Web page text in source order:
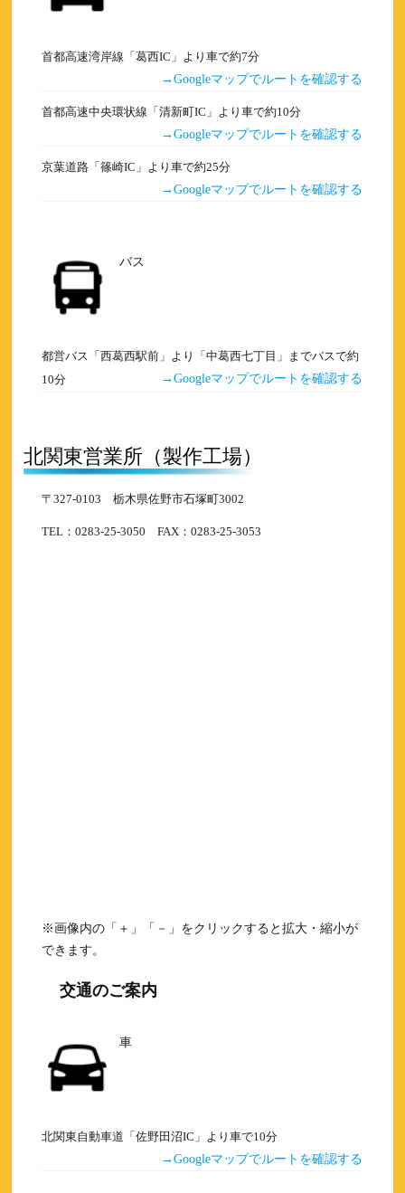
首都高速湾岸線「葛西IC」より車で約7分
Googleマップでルートを確認する
首都高速中央環状線「清新町IC」より車で約10分
Googleマップでルートを確認する
京葉道路「篠崎IC」より車で約25分
Googleマップでルートを確認する
バス
都営バス「西葛西駅前」より「中葛西七丁目」までバスで約
10分
Googleマップでルートを確認する
北関東営業所 （製作工場）
〒327-0103 栃木県佐野市石塚町3002
TEL：0283-25-3050 FAX：0283-25-3053
※画像内の「＋」「－」をクリックすると拡大・縮小が
できます。
交通のご案内
車
北関東自動車道「佐野田沼IC」より車で10分
Googleマップでルートを確認する